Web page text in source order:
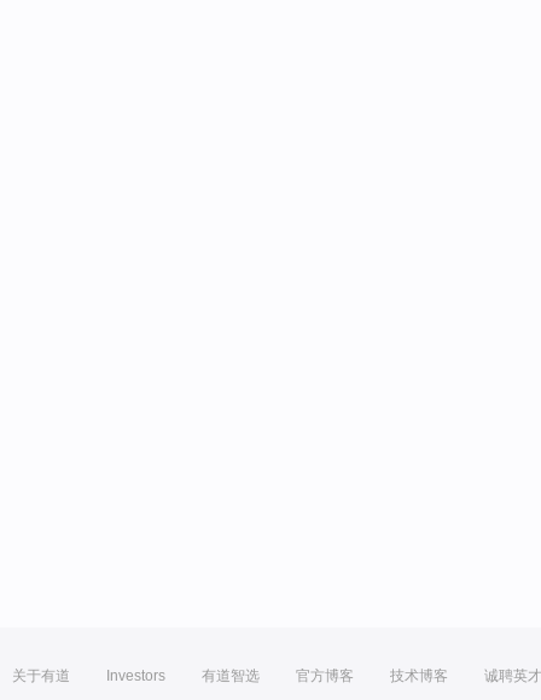
关于有道 Investors 有道智选 官方博客 技术博客 诚聘英才